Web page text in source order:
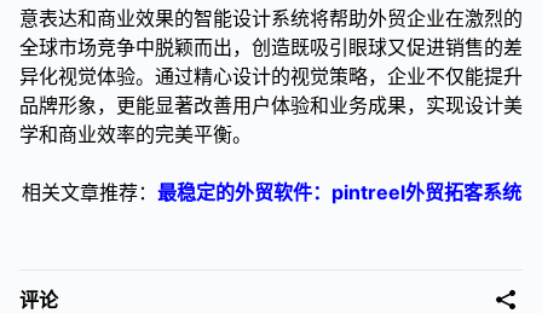
意表达和商业效果的智能设计系统将帮助外贸企业在激烈的
全球市场竞争中脱颖而出，创造既吸引眼球又促进销售的差
异化视觉体验。通过精心设计的视觉策略，企业不仅能提升
品牌形象，更能显著改善用户体验和业务成果，实现设计美
学和商业效率的完美平衡。
相关文章推荐： 最稳定的外贸软件：pintreel外贸拓客系统
评论